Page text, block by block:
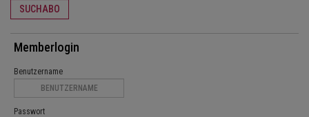
SUCHABO
Memberlogin
Benutzername
Passwort